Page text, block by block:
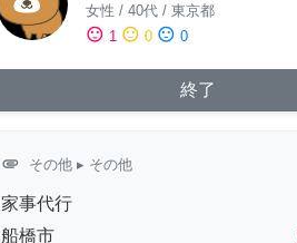
女性 / 40代/ 東京都
sentiment_satisfied 1 sentiment_neutral 0 sentiment_dissatisfied 0
終了
attachment その他▸ その他
家事代行
船橋市